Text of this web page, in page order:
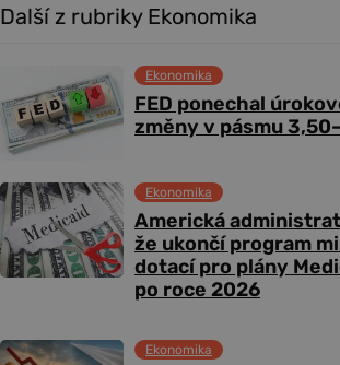
Další z rubriky Ekonomika
FED ponechal
změny v pásmu
Ekonomika
Americká
že ukončí program
dotací pro plány
po roce 2026
Ekonomika
Ekonomika